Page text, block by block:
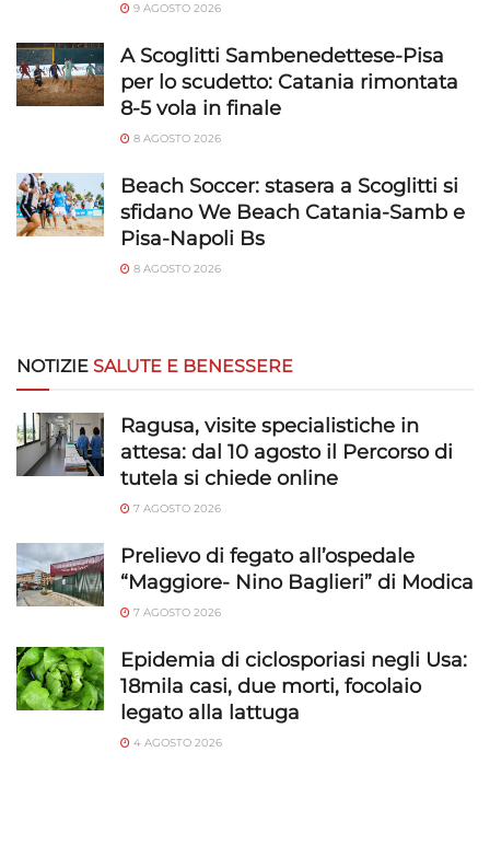
9 AGOSTO 2026
A Scoglitti Sambenedettese-Pisa
per lo scudetto: Catania rimontata
8-5 vola in finale
8 AGOSTO 2026
Beach Soccer: stasera a Scoglitti si
sfidano We Beach Catania-Samb e
Pisa-Napoli Bs
8 AGOSTO 2026
NOTIZIE SALUTE E BENESSERE
Ragusa, visite specialistiche in
attesa: dal 10 agosto il Percorso di
tutela si chiede online
7 AGOSTO 2026
Prelievo di fegato all’ospedale
“Maggiore- Nino Baglieri” di Modica
7 AGOSTO 2026
Epidemia di ciclosporiasi negli Usa:
18mila casi, due morti, focolaio
legato alla lattuga
4 AGOSTO 2026